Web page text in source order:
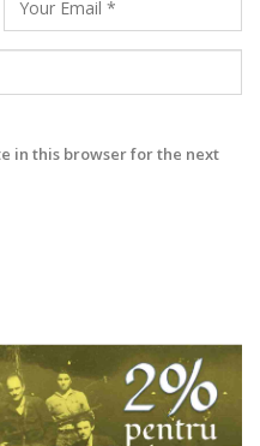
in this browser for the next